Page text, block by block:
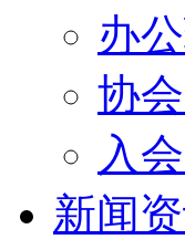
办
协
入
新闻